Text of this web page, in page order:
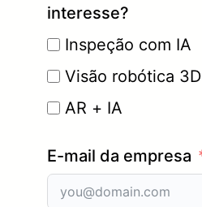
interesse?
Inspeção com IA
Visão robótica 3D
AR + IA
E-mail da empresa